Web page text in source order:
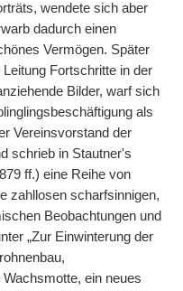
wendete sich aber
dadurch einen
Vermögen. Später
Fortschritte in der
Bilder, warf sich
als
Vereinsvorstand der
schrieb in Stautner's
ff.) eine Reihe von
zahllosen scharfsinnigen,
Beobachtungen und
„Zur Einwinterung der
ein neues